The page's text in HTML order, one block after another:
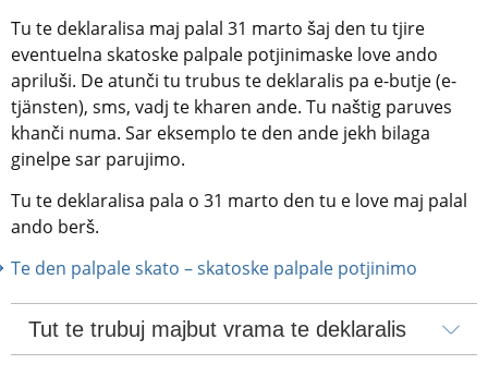
Tu te deklaralisa maj palal 31 marto šaj den tu tjire
eventuelna skatoske palpale potjinimaske love ando
apriluši. De atunči tu trubus te deklaralis pa e-butje (e-
tjänsten), sms, vadj te kharen ande. Tu naštig paruves
khanči numa. Sar eksemplo te den ande jekh bilaga
ginelpe sar parujimo.
Tu te deklaralisa pala o 31 marto den tu e love maj palal
ando berš.
Te den palpale skato – skatoske palpale potjinimo
Tut te trubuj majbut vrama te deklaralis